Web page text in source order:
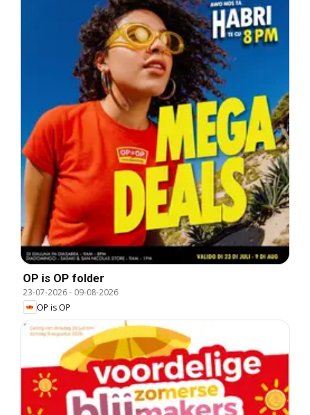
OP is OP folder
23-07-2026- 09-08-2026
OP is OP